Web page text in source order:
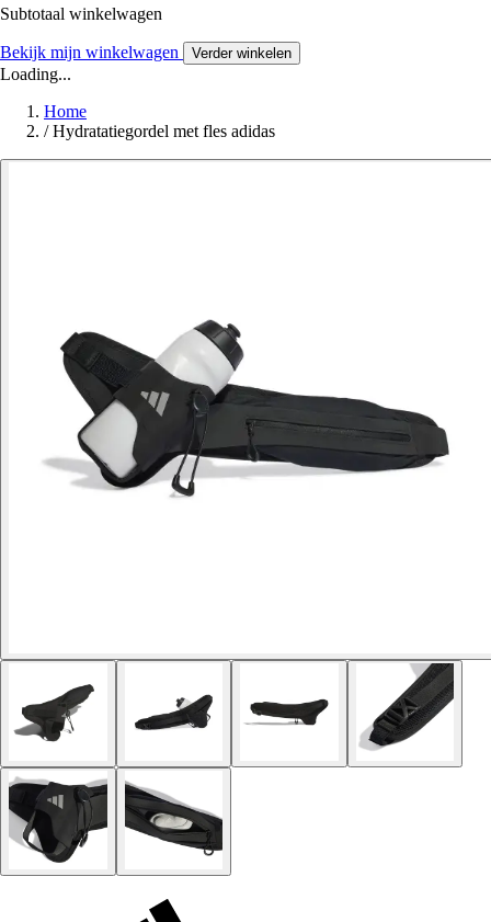
Subtotaal winkelwagen
Bekijk mijn winkelwagen Verder winkelen
Loading...
Home
/ Hydratatiegordel met fles adidas